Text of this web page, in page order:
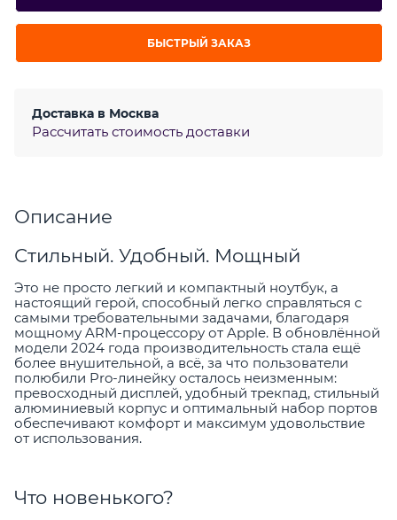
БЫСТРЫЙ ЗАКАЗ
Доставка в Москва
Рассчитать стоимость доставки
Описание
Стильный. Удобный. Мощный
Это не просто легкий и компактный ноутбук, а
настоящий герой, способный легко справляться с
самыми требовательными задачами, благодаря
мощному ARM-процессору от Apple. В обновлённой
модели 2024 года производительность стала ещё
более внушительной, а всё, за что пользователи
полюбили Pro-линейку осталось неизменным:
превосходный дисплей, удобный трекпад, стильный
алюминиевый корпус и оптимальный набор портов
обеспечивают комфорт и максимум удовольствие
от использования.
Что новенького?